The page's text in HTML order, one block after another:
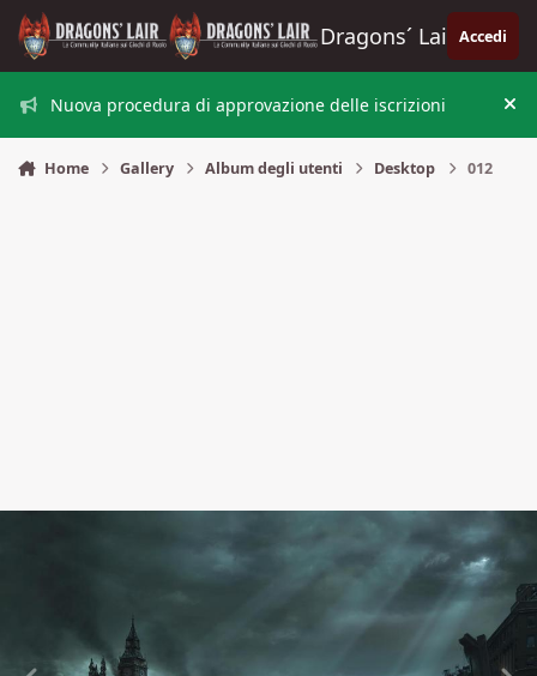
Vai al contenuto
Dragons´ Lair Accedi
Nuova procedura di approvazione delle iscrizioni
Home Gallery Album degli utenti Desktop 012